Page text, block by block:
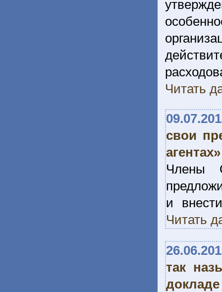
Читать
свои
агентах»
Члены
и
Читать
так